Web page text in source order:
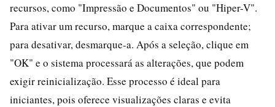
recursos, como "Impressão e Documentos" ou "Hiper-V".
Para ativar um recurso, marque a caixa correspondente;
para desativar, desmarque-a. Após a seleção, clique em
"OK" e o sistema processará as alterações, que podem
exigir reinicialização. Esse processo é ideal para
iniciantes, pois oferece visualizações claras e evita